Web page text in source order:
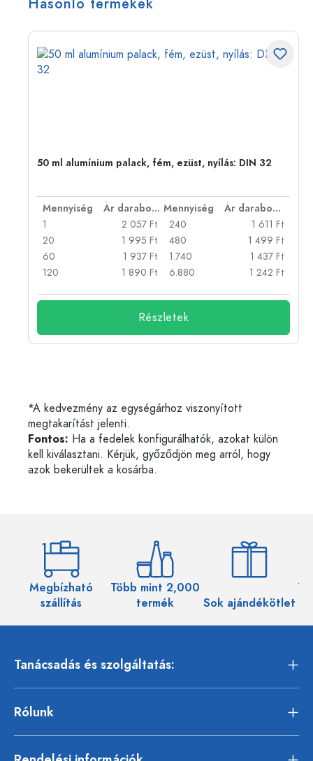
50 ml alumínium palack, fém, ezüst, nyílás: DIN 32
Mennyiség Ár darabonként Mennyiség
Ár darabonként
1
2 057 Ft
20
1 995 Ft
60
1 937 Ft
120
1 890 Ft
240
1 611 Ft
480
1 499 Ft
1.740
1 437 Ft
6.880
1 242 Ft
Részletek
*A kedvezmény az egységárhoz viszonyított
megtakarítást jelenti.
Fontos: Ha a fedelek konfigurálhatók, azokat külön
kell kiválasztani. Kérjük, győződjön meg arról, hogy
azok bekerültek a kosárba.
Megbízható
szállítás
Több mint 2,000
termék
Sok ajándékötlet
Tanácsadás és szolgáltatás:
Rólunk